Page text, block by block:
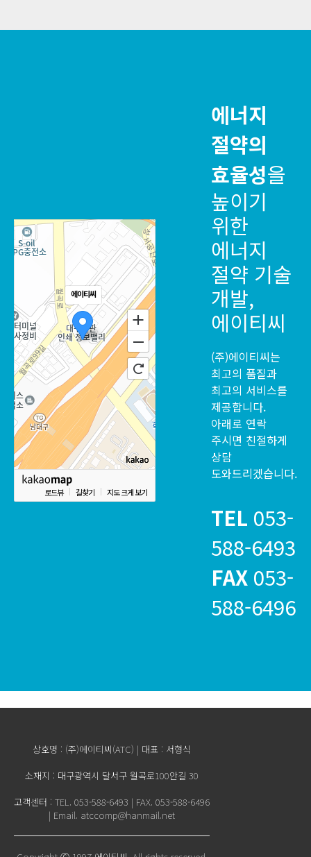
에이티씨
로드뷰 길찾기 지도 크게 보기
에너지
절약의
효율성을
높이기
위한
에너지
절약 기술
개발,
에이티씨
(주)에이티씨는
최고의 품질과
최고의 서비스를
제공합니다.
아래로 연락
주시면 친절하게
상담
도와드리겠습니다.
TEL 053-
588-6493
FAX 053-
588-6496
상호명 : (주)에이티씨(ATC) | 대표 : 서형식
소재지 : 대구광역시 달서구 월곡로100안길 30
고객센터 : TEL. 053-588-6493 | FAX. 053-588-6496
| Email. atccomp@hanmail.net